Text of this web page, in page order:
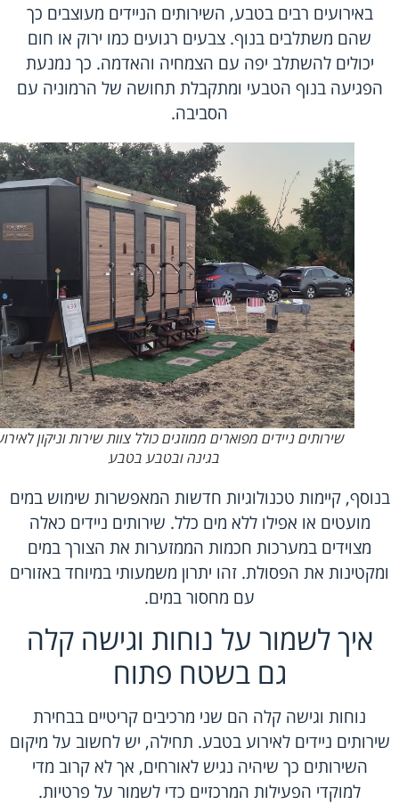
באירועים רבים בטבע, השירותים הניידים מעוצבים כך
שהם משתלבים בנוף. צבעים רגועים כמו ירוק או חום
יכולים להשתלב יפה עם הצמחיה והאדמה. כך נמנעת
הפגיעה בנוף הטבעי ומתקבלת תחושה של הרמוניה עם
הסביבה.
שירותים ניידים מפוארים ממוזגים כולל צוות שירות וניקון
בגינה ובטבע בטבע
בנוסף, קיימות טכנולוגיות חדשות המאפשרות שימוש במים
מועטים או אפילו ללא מים כלל. שירותים ניידים כאלה
מצוידים במערכות חכמות הממזערות את הצורך במים
ומקטינות את הפסולת. זהו יתרון משמעותי במיוחד באזורים
עם מחסור במים.
איך לשמור על נוחות וגישה קלה
גם בשטח פתוח
נוחות וגישה קלה הם שני מרכיבים קריטיים בבחירת
שירותים ניידים לאירוע בטבע. תחילה, יש לחשוב על מיקום
השירותים כך שיהיה נגיש לאורחים, אך לא קרוב מדי
למוקדי הפעילות המרכזיים כדי לשמור על פרטיות.